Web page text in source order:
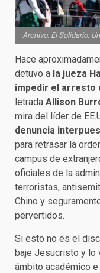
Archivo. El Solidario.
Hace
detuvo a la jueza
impedir el arresto
letrada Allison
mira del líder de
denuncia
para retrasar la
campus de
oficiales de la
terroristas,
Chino y
pervertidos.
Si esto no es el
baje Jesucristo y lo
ámbito académico